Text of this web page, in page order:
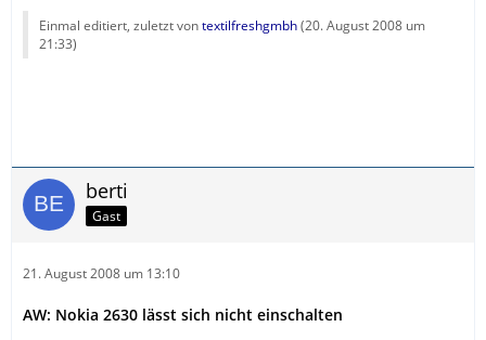
Einmal editiert, zuletzt vontextilfreshgmbh(20. August 2008 um
21:33)
berti
Gast
21. August 2008 um 13:10
AW: Nokia 2630 lässt sich nicht einschalten